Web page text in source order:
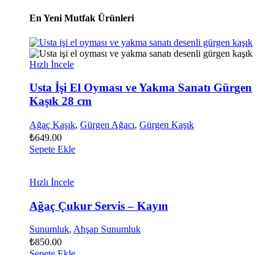
En Yeni Mutfak Ürünleri
Hızlı İncele
Usta İşi El Oyması ve Yakma Sanatı Gürgen
Kaşık 28 cm
Ağaç Kaşık, Gürgen Ağacı, Gürgen Kaşık
₺649.00
Sepete Ekle
Hızlı İncele
Ağaç Çukur Servis – Kayın
Sunumluk, Ahşap Sunumluk
₺850.00